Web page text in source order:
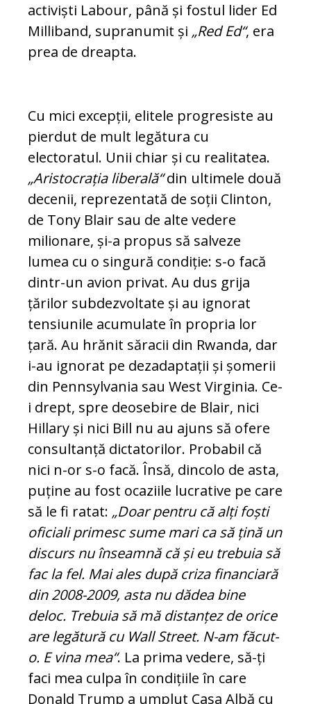
activiști Labour, până și fostul lider Ed
Milliband, supranumit și „Red Ed“, era
prea de dreapta.
Cu mici excepții, elitele progre­siste au
pierdut de mult legătura cu
electoratul. Unii chiar și cu realitatea.
„Aristocrația libe­ra­lă“din ultimele două
decenii, reprezentată de soții Clinton,
de Tony Blair sau de alte vedere
milionare, și-a pro­pus să salveze
lumea cu o singură con­diție: s-o facă
dintr-un avion privat. Au dus grija
țărilor subdezvoltate și au ig­no­rat
tensiunile acumulate în propria lor
țară. Au hrănit săracii din Rwanda, dar
i-au ignorat pe dezadaptații și șomerii
din Pennsylvania sau West Virginia. Ce-
i drept, spre deosebire de Blair, nici
Hillary și nici Bill nu au ajuns să ofere
consultanță dic­tatorilor. Probabil că
nici n-or s-o facă. Însă, dincolo de asta,
puține au fost oca­ziile lucrative pe care
să le fi ratat: „Doar pentru că alți foști
oficiali primesc sume mari ca să țină un
discurs nu înseamnă că și eu trebuia să
fac la fel. Mai ales după criza financiară
din 2008-2009, as­ta nu dădea bine
deloc. Trebuia să mă dis­tanțez de orice
are legătură cu Wall Street. N-am făcut-
o. E vina mea“. La prima vedere, să-ți
faci mea culpa în con­di­țiile în care
Donald Trump a umplut Ca­sa Albă cu